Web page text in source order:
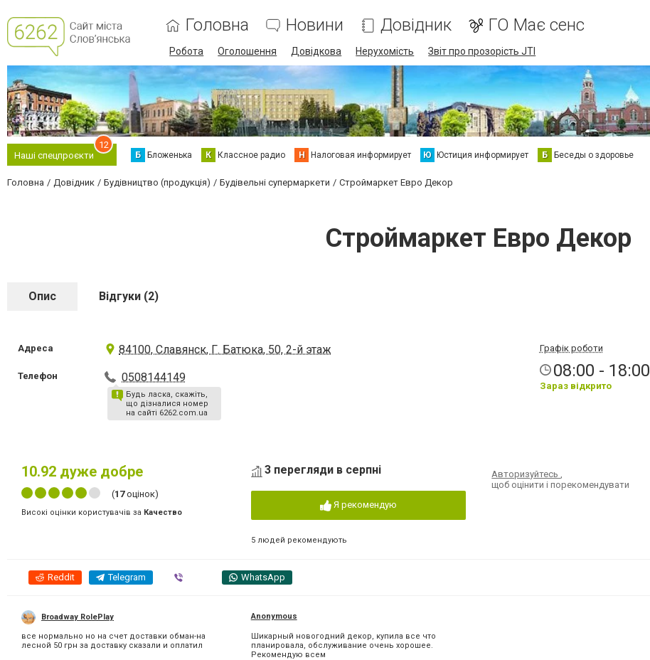
Головна Новини Довідник ГО Має сенс
Робота Оголошення Довідкова Нерухомість Звіт про прозорість JTI
Наші спецпроєкти
12
Б Бложенька К Классное радио Н Налоговая информирует Ю Юстиция информирует Б Беседы о здоровье
Головна Довідник Будівництво (продукція) Будівельні супермаркети Строймаркет Евро Декор
Строймаркет Евро Декор
Опис Відгуки (2)
Адреса 84100, Славянск, Г. Батюка, 50, 2-й этаж
Телефон 0508144149
Будь ласка, скажіть,
що дізналися номер
на сайті 6262.com.ua
Графік роботи
08:00 - 18:00
Зараз відкрито
10.92 дуже добре
(17оцінок)
Високі оцінки користувачів за Качество
3 перегляди в серпні
Я рекомендую
5 людей рекомендують
Авторизуйтесь,
щоб оцінити і порекомендувати
Reddit Telegram WhatsApp
Broadway RolePlay
все нормально но на счет доставки обман-на
лесной 50 грн за доставку сказали и оплатил
Anonymous
Шикарный новогодний декор, купила все что
планировала, обслуживание очень хорошее.
Рекомендую всем